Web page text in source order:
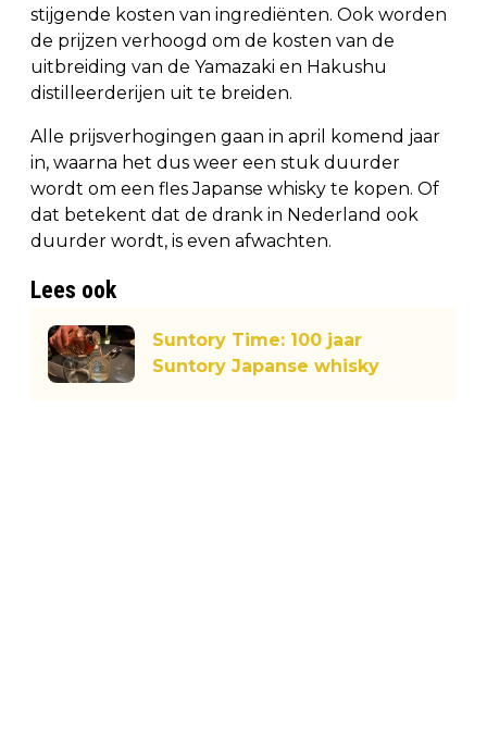
stijgende kosten van ingrediënten. Ook worden
de prijzen verhoogd om de kosten van de
uitbreiding van de Yamazaki en Hakushu
distilleerderijen uit te breiden.
Alle prijsverhogingen gaan in april komend jaar
in, waarna het dus weer een stuk duurder
wordt om een fles Japanse whisky te kopen. Of
dat betekent dat de drank in Nederland ook
duurder wordt, is even afwachten.
Lees ook
Suntory Time: 100 jaar
Suntory Japanse whisky